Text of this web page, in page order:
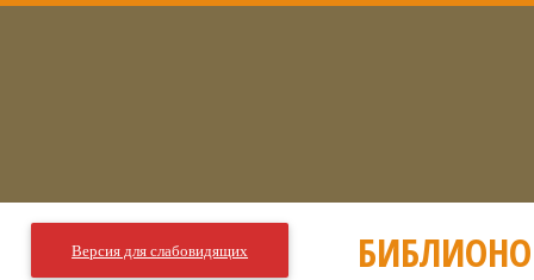
Версия для слабовидящих